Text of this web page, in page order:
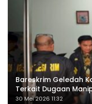
Bareskrim Geledah
Terkait Dugaan
30 Mei 2026 11:32